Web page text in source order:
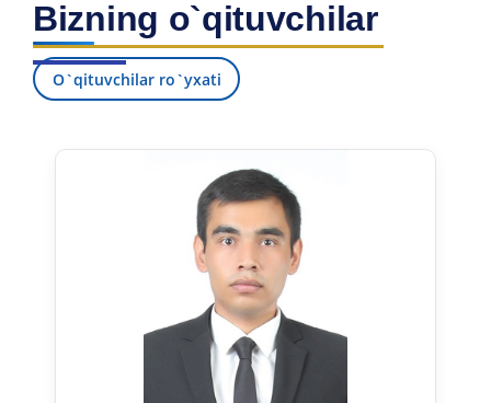
Bizning o`qituvchilar
O`qituvchilar ro`yxati
7. Call-center (4) 8. Bakalavriat kvotasi (3)
9. Magistratura kvotasi (4) ✉️ Adminga yozish